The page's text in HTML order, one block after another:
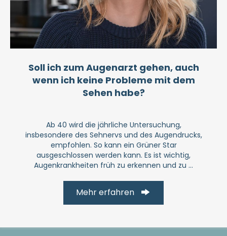
Soll ich zum Augenarzt gehen, auch
wenn ich keine Probleme mit dem
Sehen habe?
Ab 40 wird die jährliche Untersuchung,
insbesondere des Sehnervs und des Augendrucks,
empfohlen. So kann ein Grüner Star
ausgeschlossen werden kann. Es ist wichtig,
Augenkrankheiten früh zu erkennen und zu ...
Mehr erfahren